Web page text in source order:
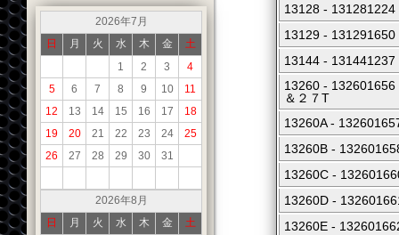
2026年7月
日
月 火 水 木 金
土
1
2 3
4
5
6 7 8 9 10
11
12
13 14 15 16 17
18
19
20 21 22 23 24
25
26
27 28 29 30 31
2026年8月
日
月 火 水 木 金
土
13128 - 131281224
13129 -
13144 -
13260 -
＆２７T
13260A -
13260B -
13260C -
13260D -
13260E -